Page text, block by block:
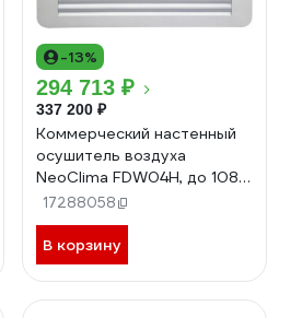
-13%
294 713 ₽
337 200 ₽
Коммерческий настенный
осушитель воздуха
NeoClima FDW04H, до 108л/
сутки 40807
17288058
В корзину